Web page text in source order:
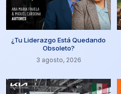
¿Tu Liderazgo Está Quedando
Obsoleto?
3 agosto, 2026